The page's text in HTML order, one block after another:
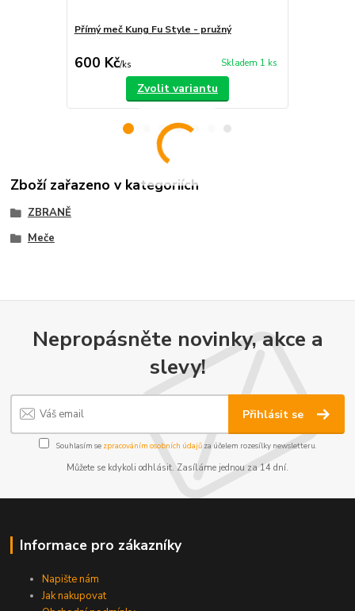
Přímý meč Kung Fu Style - pružný
600 Kč/ks Skladem 1 ks
Zvolit variantu
Zboží zařazeno v kategoriích
ZBRANĚ
Meče
Nepropásněte novinky, akce a
slevy!
Přihlásit se
Souhlasím se zpracováním osobních údajůza účelem rozesílky newsletteru.
Můžete se kdykoli odhlásit. Zasíláme jednou za 14 dní.
Informace pro zákazníky
Napište nám
Jak nakupovat